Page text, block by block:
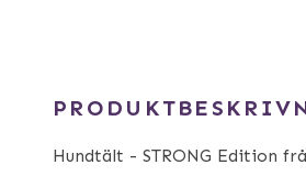
Hundtält - STRONG Edition